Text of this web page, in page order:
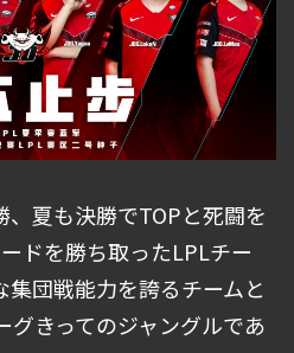
夏も決勝でTOPと死闘を
ドを勝ち取ったLPLチー
団戦能力を誇るチームと
グきってのジャングルであ